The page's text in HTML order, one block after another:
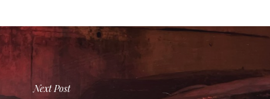
Next Post